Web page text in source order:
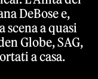
DeBose e,
scena a quasi
Globe, SAG,
a casa.